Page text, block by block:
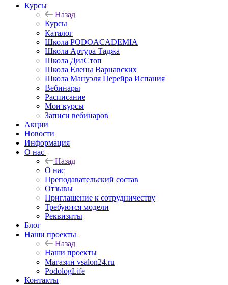
Курсы
Назад
Курсы
Каталог
Школа PODOACADEMIA
Школа Артура Таджа
Школа ДиаСтоп
Школа Елены Варнавских
Школа Мануэля Перейра Испания
Вебинары
Расписание
Мои курсы
Записи вебинаров
Акции
Новости
Информация
О нас
Назад
О нас
Преподавательский состав
Отзывы
Приглашение к сотрудничеству
Требуются модели
Реквизиты
Блог
Наши проекты
Назад
Наши проекты
Магазин vsalon24.ru
PodologLife
Контакты